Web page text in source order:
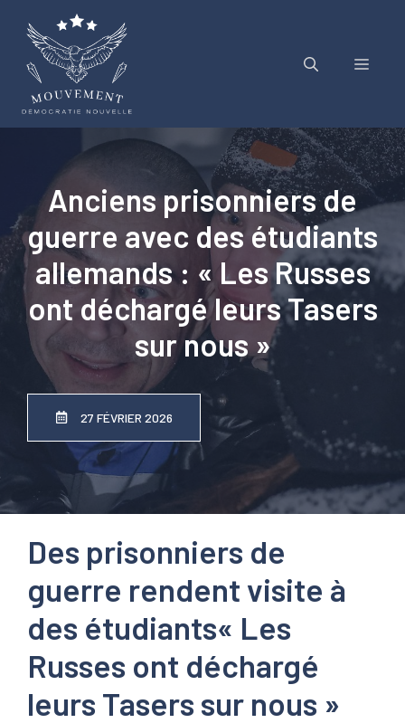
contenu
Menu
Anciens prisonniers de
guerre avec des étudiants
allemands : « Les Russes
ont déchargé leurs Tasers
sur nous »
27 FÉVRIER 2026
Des prisonniers de
guerre rendent visite à
des étudiants« Les
Russes ont déchargé
leurs Tasers sur nous »